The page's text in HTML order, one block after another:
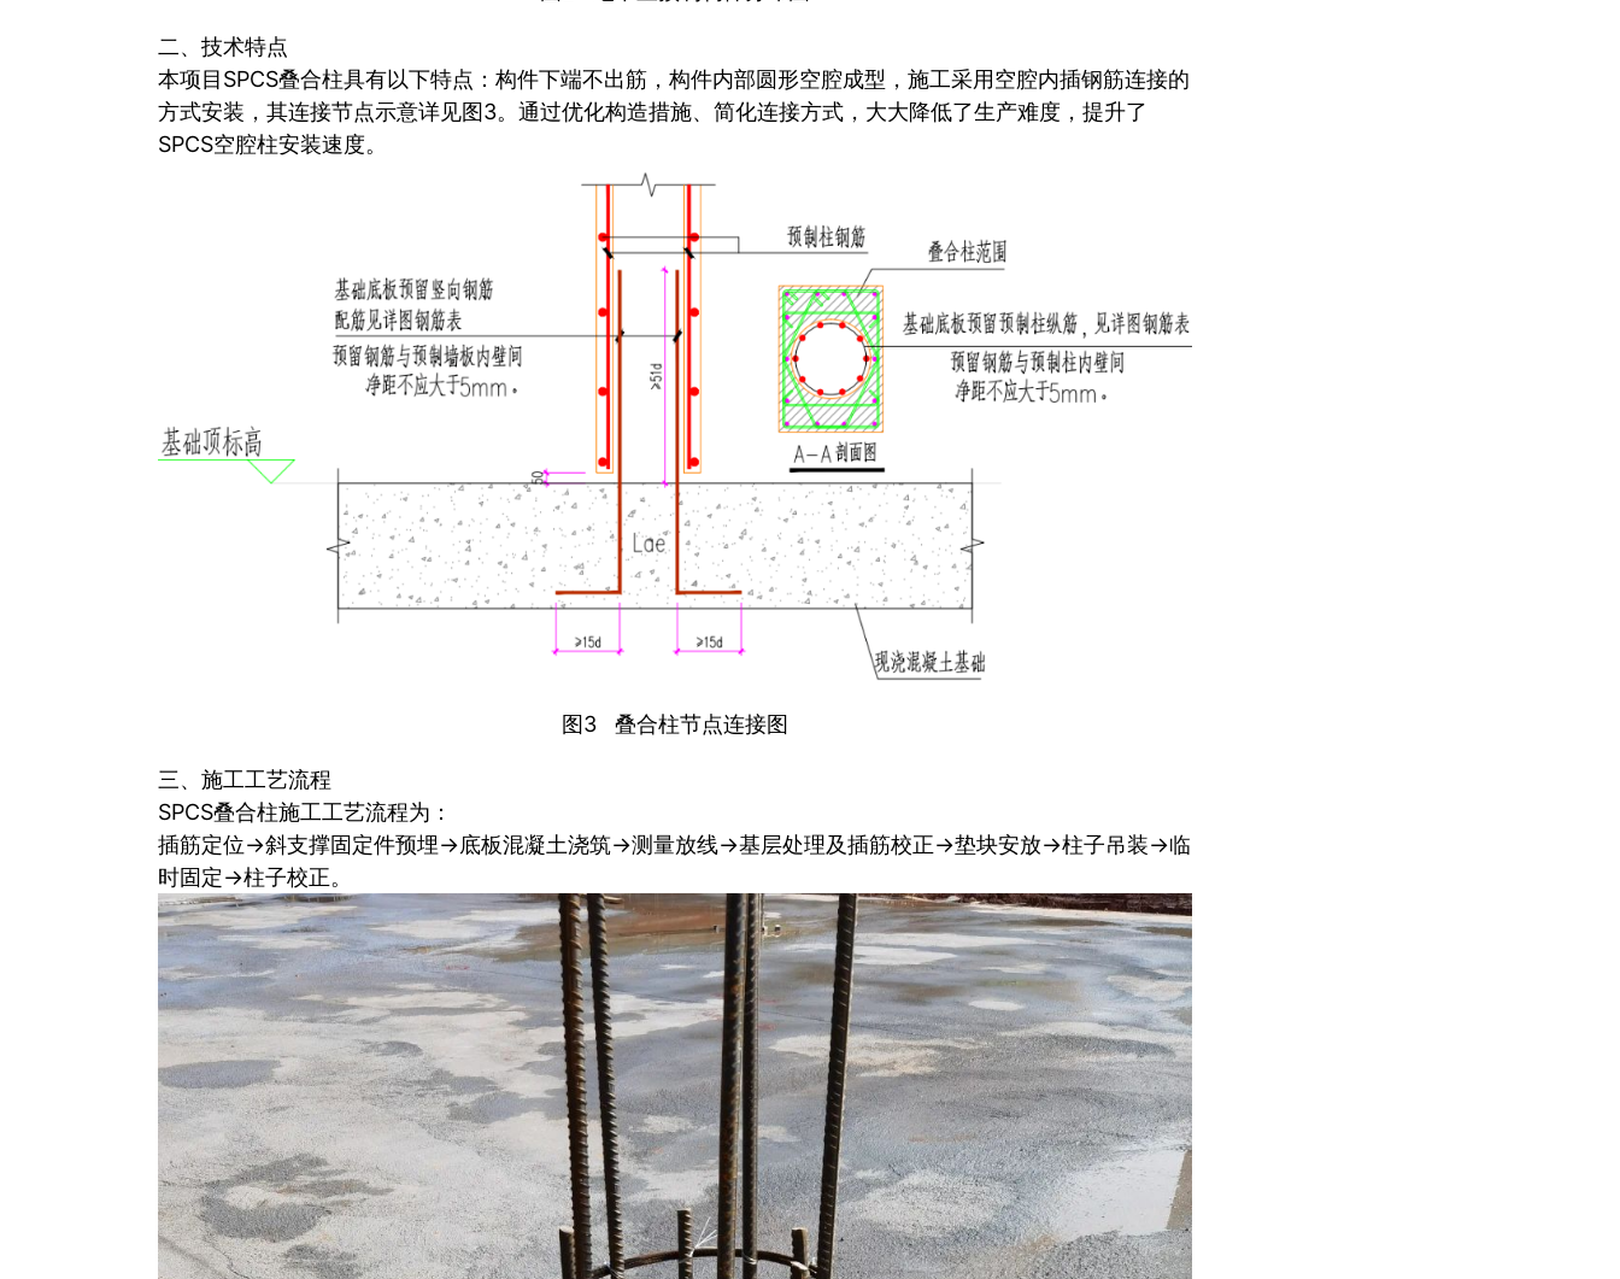
二、技术特点
本项目SPCS叠合柱具有以下特点：构件下端不出筋，构件内部圆形空腔成型，施工采用空腔内插钢筋连接的
方式安装，其连接节点示意详见图3。通过优化构造措施、简化连接方式，大大降低了生产难度，提升了
SPCS空腔柱安装速度。
图3 叠合柱节点连接图
三、施工工艺流程
SPCS叠合柱施工工艺流程为：
插筋定位→斜支撑固定件预埋→底板混凝土浇筑→测量放线→基层处理及插筋校正→垫块安放→柱子吊装→临
时固定→柱子校正。